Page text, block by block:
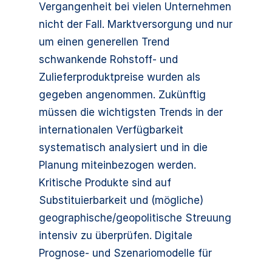
Vergangenheit bei vielen Unternehmen
nicht der Fall. Marktversorgung und nur
um einen generellen Trend
schwankende Rohstoff- und
Zulieferproduktpreise wurden als
gegeben angenommen. Zukünftig
müssen die wichtigsten Trends in der
internationalen Verfügbarkeit
systematisch analysiert und in die
Planung miteinbezogen werden.
Kritische Produkte sind auf
Substituierbarkeit und (mögliche)
geographische/geopolitische Streuung
intensiv zu überprüfen. Digitale
Prognose- und Szenariomodelle für